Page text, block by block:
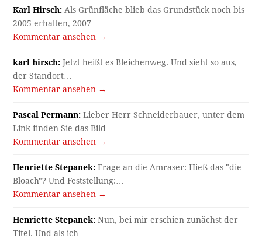
Karl Hirsch: Als Grünfläche blieb das Grundstück noch bis
2005 erhalten, 2007…
Kommentar ansehen →
karl hirsch: Jetzt heißt es Bleichenweg. Und sieht so aus,
der Standort…
Kommentar ansehen →
Pascal Permann: Lieber Herr Schneiderbauer, unter dem
Link finden Sie das Bild…
Kommentar ansehen →
Henriette Stepanek: Frage an die Amraser: Hieß das "die
Bloach"? Und Feststellung:…
Kommentar ansehen →
Henriette Stepanek: Nun, bei mir erschien zunächst der
Titel. Und als ich…